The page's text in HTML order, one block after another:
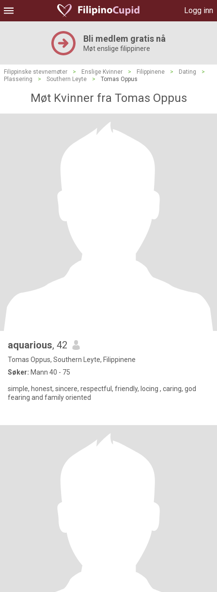
Logg inn
Bli medlem gratis nå
Møt enslige filippinere
Filippinske stevnemøter > Enslige Kvinner > Filippinene > Dating
>
Plassering
> Southern Leyte > Tomas Oppus
Møt Kvinner fra Tomas Oppus
aquarious, 42
Tomas Oppus, Southern Leyte, Filippinene
Søker: Mann 40 - 75
simple, honest, sincere, respectful, friendly, locing , caring, god
fearing and family oriented